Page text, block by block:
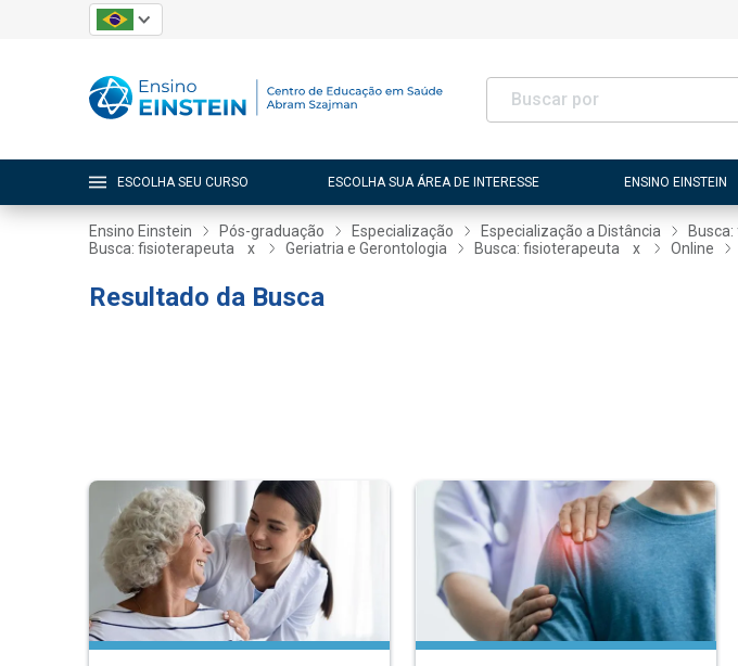
ESCOLHA SEU CURSO ESCOLHA SUA ÁREA DE INTERESSE ENSINO EINSTEIN
Ensino Einstein Pós-graduação Especialização Especialização a Distância
Busca: fisioterapeuta
x Geriatria e Gerontologia Busca: fisioterapeuta x Online
Resultado da Busca